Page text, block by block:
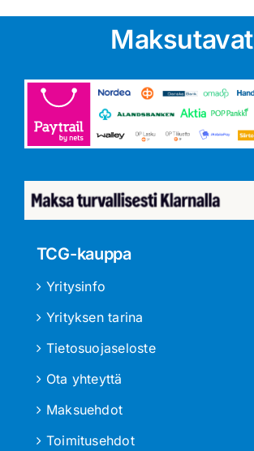
Maksutavat
TCG-kauppa
Yritysinfo
Yrityksen tarina
Tietosuojaseloste
Ota yhteyttä
Maksuehdot
Toimitusehdot